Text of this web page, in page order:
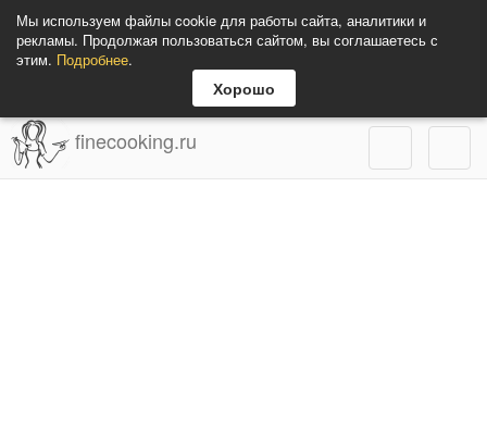
Мы используем файлы cookie для работы сайта, аналитики и
рекламы. Продолжая пользоваться сайтом, вы соглашаетесь с
этим. Подробнее.
Хорошо
finecooking.ru